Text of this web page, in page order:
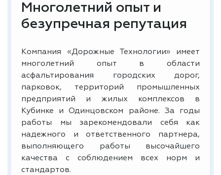
Многолетний опыт и
безупречная репутация
Компания «Дорожные Технологии» имеет
многолетний опыт в области
асфальтирования городских дорог,
парковок, территорий промышленных
предприятий и жилых комплексов в
Кубинке и Одинцовском районе. За годы
работы мы зарекомендовали себя как
надежного и ответственного партнера,
выполняющего работы высочайшего
качества с соблюдением всех норм и
стандартов.